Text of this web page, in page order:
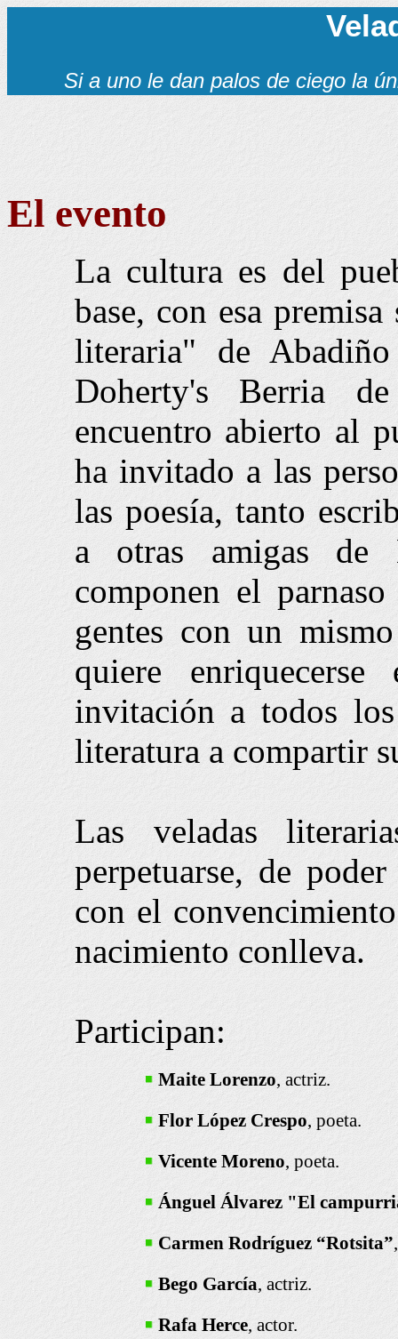
Si a uno le dan palos de ciego la
El evento
La cultura es del
base, con esa
literaria" de
Doherty's Berria
encuentro abierto al
ha invitado a las
las poesía, tanto
a otras amigas de
componen el
gentes con un
quiere
invitación a todos
literatura a compartir
Las veladas
perpetuarse, de
con el
nacimiento conlleva.
Participan:
Maite Lorenzo, actriz.
Flor López Crespo, poeta.
Vicente Moreno, poeta.
Ánguel Álvarez "El
Carmen Rodríguez “Rotsita”
Bego García, actriz.
Rafa Herce, actor.